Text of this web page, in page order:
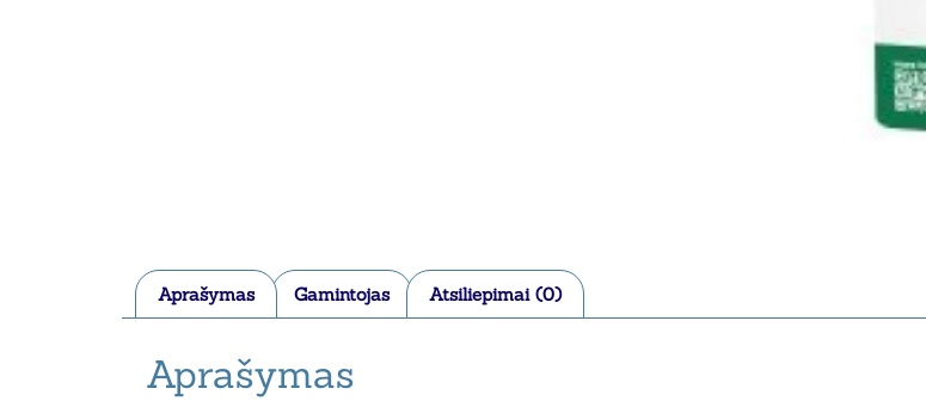
Aprašymas Gamintojas Atsiliepimai (0)
Aprašymas